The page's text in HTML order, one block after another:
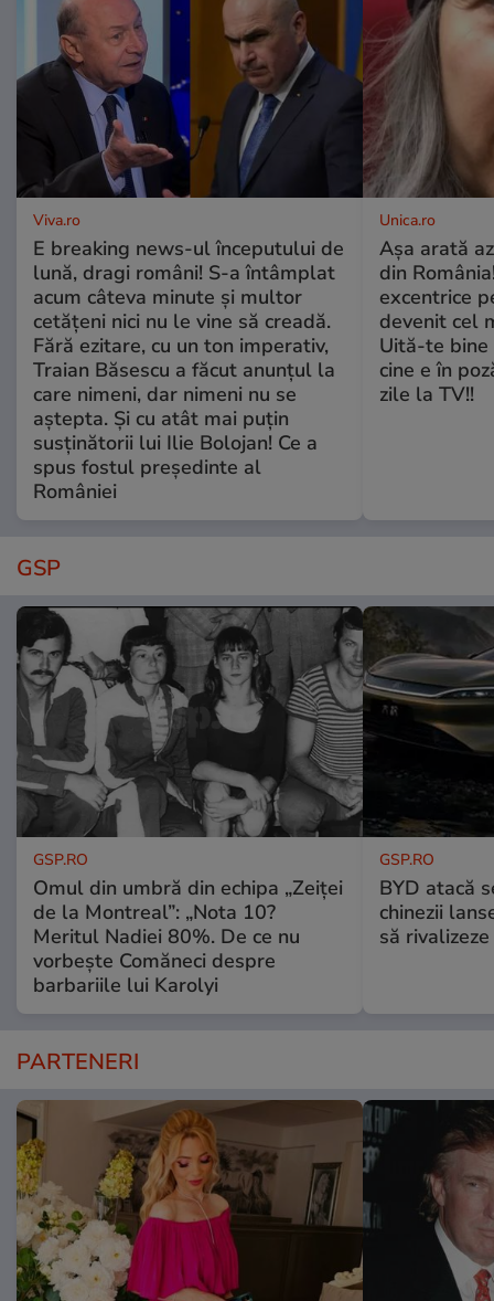
Viva.ro
E breaking news-ul începutului de
lună, dragi români! S-a întâmplat
acum câteva minute și multor
cetățeni nici nu le vine să creadă.
Fără ezitare, cu un ton imperativ,
Traian Băsescu a făcut anunțul la
care nimeni, dar nimeni nu se
aștepta. Și cu atât mai puțin
susținătorii lui Ilie Bolojan! Ce a
spus fostul președinte al
României
Unica.ro
Așa arată
din
excentrice
devenit cel
Uită-te bine
cine e în
zile la TV!!
GSP
GSP.RO
Omul din umbră din echipa „Zeiței
de la Montreal”: „Nota 10?
Meritul Nadiei 80%. De ce nu
vorbește Comăneci despre
barbariile lui Karolyi
GSP.RO
BYD atacă
chinezii
să
PARTENERI